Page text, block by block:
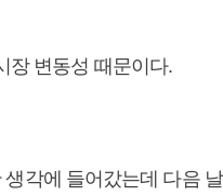
장 변동성 때문이다.
각에 들어갔는데 다음